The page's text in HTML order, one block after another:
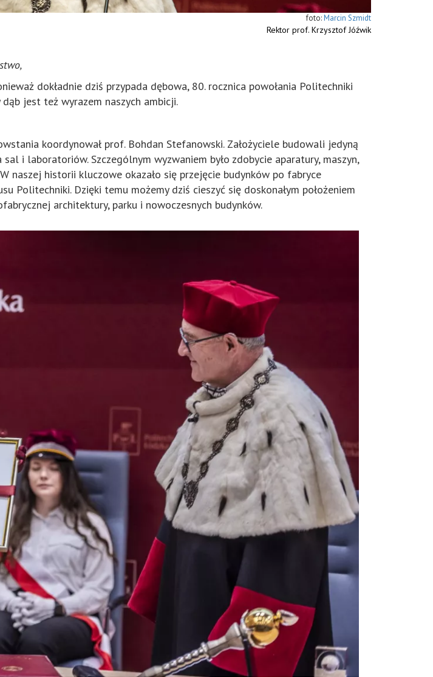
Marcin Szmidt
Rektor prof. Krzysztof Jóźwik
dokładnie dziś przypada dębowa, 80. rocznica powołania Politechniki
jest też wyrazem naszych ambicji.
koordynował prof. Bohdan Stefanowski. Założyciele budowali jedyną
i laboratoriów. Szczególnym wyzwaniem było zdobycie aparatury, maszyn,
naszej historii kluczowe okazało się przejęcie budynków po fabryce
Dzięki temu możemy dziś cieszyć się doskonałym położeniem
architektury, parku i nowoczesnych budynków.